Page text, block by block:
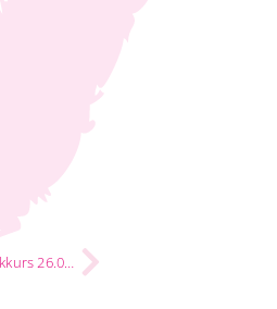
Schminkkurs 26.06.2014